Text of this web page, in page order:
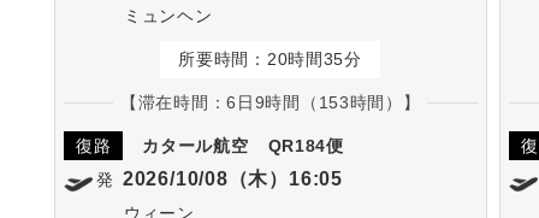
ミュンヘン
所要時間：20時間35分
【滞在時間：6日9時間（153時間）】
復路 カタール航空
QR184便
発 2026/10/08（木）16:05
ウィーン